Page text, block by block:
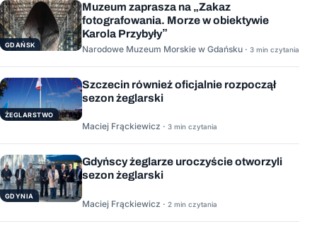
GDAŃSK
Muzeum zaprasza na „Zakaz
fotografowania. Morze w obiektywie
Karola Przybyły”
Narodowe Muzeum Morskie w Gdańsku · 3 min czytania
ŻEGLARSTWO
Szczecin również oficjalnie rozpoczął
sezon żeglarski
Maciej Frąckiewicz · 3 min czytania
GDYNIA
Gdyńscy żeglarze uroczyście otworzyli
sezon żeglarski
Maciej Frąckiewicz · 2 min czytania